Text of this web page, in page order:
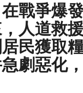
戰爭爆
人道救
民獲取
劇惡化